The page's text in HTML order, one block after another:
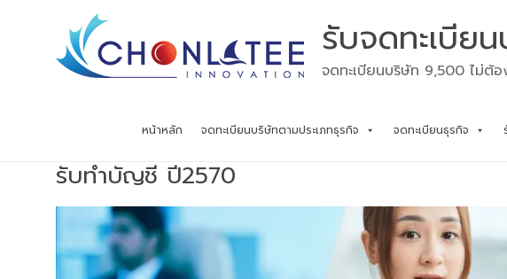
รับจดทะเบีย
จดทะเบียนบริษัท 9,500 ไม่ต้
หน้าหลัก จดทะเบียนบริษัทตามประเภทธุรกิจ จดทะเบียนธุรกิจ
รับทำบัญชี ปี2570